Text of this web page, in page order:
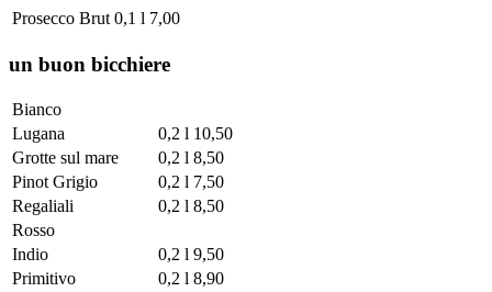
Prosecco Brut 0,1 l 7,00
un buon bicchiere
Bianco
Lugana
0,2 l 10,50
Grotte sul mare
0,2 l 8,50
Pinot Grigio
0,2 l 7,50
Regaliali
0,2 l 8,50
Rosso
Indio
0,2 l 9,50
Primitivo
0,2 l 8,90